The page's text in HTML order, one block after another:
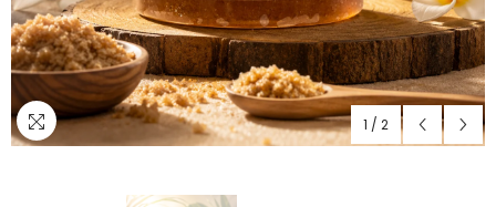
1 / 2